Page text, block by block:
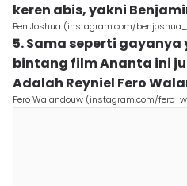
keren abis, yakni
Ben Joshua (instagram.com/
5. Sama seperti
bintang film Ananta ini
Adalah Reyniel Fero
Fero Walandouw (instagram.com/